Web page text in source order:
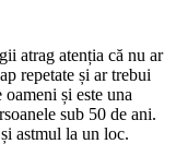
atrag atenția că nu ar
repetate și ar trebui
și este una
sub 50 de ani.
astmul la un loc.